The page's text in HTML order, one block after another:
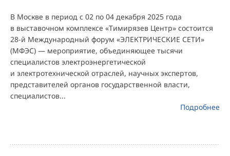
В Москве в период с 02 по 04 декабря 2025 года
в выставочном комплексе «Тимирязев Центр» состоится
28-й Международный форум «ЭЛЕКТРИЧЕСКИЕ СЕТИ»
(МФЭС) — мероприятие, объединяющее тысячи
специалистов электроэнергетической
и электротехнической отраслей, научных экспертов,
представителей органов государственной власти,
специалистов...
Подробнее